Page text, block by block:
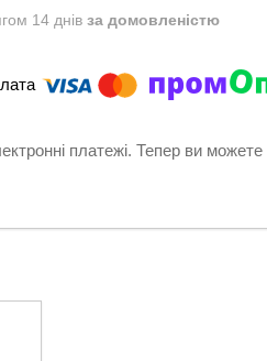
14 днів за домовленістю
платежі. Тепер ви